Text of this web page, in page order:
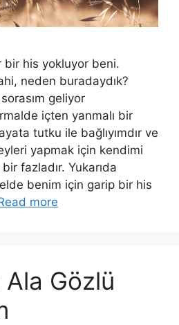
his yokluyor beni.
neden buradaydık?
geliyor
içten yanmalı bir
tutku ile bağlıyımdır ve
yapmak için kendimi
fazladır. Yukarıda
benim için garip bir his
more
Gözlü